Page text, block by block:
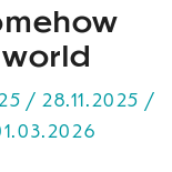
/ 28.11.2025 /